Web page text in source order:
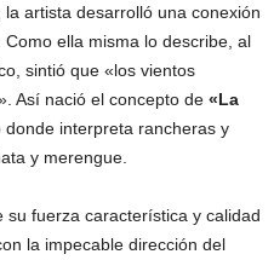
artista desarrolló una conexión
ella misma lo describe, al
sintió que «los vientos
Así nació el concepto de «La
donde interpreta rancheras y
y merengue.
su fuerza característica y calidad
la impecable dirección del